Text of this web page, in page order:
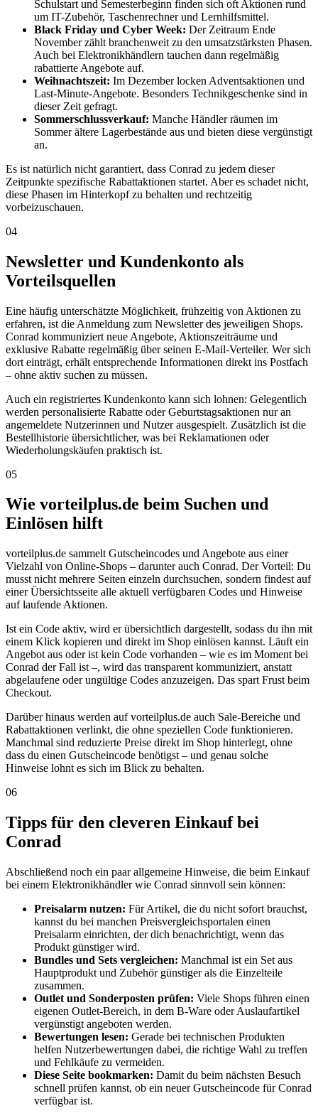
Schulstart und Semesterbeginn finden sich oft Aktionen rund
um IT-Zubehör, Taschenrechner und Lernhilfsmittel.
Black Friday und Cyber Week: Der Zeitraum Ende
November zählt branchenweit zu den umsatzstärksten Phasen.
Auch bei Elektronikhändlern tauchen dann regelmäßig
rabattierte Angebote auf.
Weihnachtszeit: Im Dezember locken Adventsaktionen und
Last-Minute-Angebote. Besonders Technikgeschenke sind in
dieser Zeit gefragt.
Sommerschlussverkauf: Manche Händler räumen im
Sommer ältere Lagerbestände aus und bieten diese vergünstigt
an.
Es ist natürlich nicht garantiert, dass Conrad zu jedem dieser
Zeitpunkte spezifische Rabattaktionen startet. Aber es schadet nicht,
diese Phasen im Hinterkopf zu behalten und rechtzeitig
vorbeizuschauen.
04
Newsletter und Kundenkonto als
Vorteilsquellen
Eine häufig unterschätzte Möglichkeit, frühzeitig von Aktionen zu
erfahren, ist die Anmeldung zum Newsletter des jeweiligen Shops.
Conrad kommuniziert neue Angebote, Aktionszeiträume und
exklusive Rabatte regelmäßig über seinen E-Mail-Verteiler. Wer sich
dort einträgt, erhält entsprechende Informationen direkt ins Postfach
– ohne aktiv suchen zu müssen.
Auch ein registriertes Kundenkonto kann sich lohnen: Gelegentlich
werden personalisierte Rabatte oder Geburtstagsaktionen nur an
angemeldete Nutzerinnen und Nutzer ausgespielt. Zusätzlich ist die
Bestellhistorie übersichtlicher, was bei Reklamationen oder
Wiederholungskäufen praktisch ist.
05
Wie vorteilplus.de beim Suchen und
Einlösen hilft
vorteilplus.de sammelt Gutscheincodes und Angebote aus einer
Vielzahl von Online-Shops – darunter auch Conrad. Der Vorteil: Du
musst nicht mehrere Seiten einzeln durchsuchen, sondern findest auf
einer Übersichtsseite alle aktuell verfügbaren Codes und Hinweise
auf laufende Aktionen.
Ist ein Code aktiv, wird er übersichtlich dargestellt, sodass du ihn mit
einem Klick kopieren und direkt im Shop einlösen kannst. Läuft ein
Angebot aus oder ist kein Code vorhanden – wie es im Moment bei
Conrad der Fall ist –, wird das transparent kommuniziert, anstatt
abgelaufene oder ungültige Codes anzuzeigen. Das spart Frust beim
Checkout.
Darüber hinaus werden auf vorteilplus.de auch Sale-Bereiche und
Rabattaktionen verlinkt, die ohne speziellen Code funktionieren.
Manchmal sind reduzierte Preise direkt im Shop hinterlegt, ohne
dass du einen Gutscheincode benötigst – und genau solche
Hinweise lohnt es sich im Blick zu behalten.
06
Tipps für den cleveren Einkauf bei
Conrad
Abschließend noch ein paar allgemeine Hinweise, die beim Einkauf
bei einem Elektronikhändler wie Conrad sinnvoll sein können:
Preisalarm nutzen: Für Artikel, die du nicht sofort brauchst,
kannst du bei manchen Preisvergleichsportalen einen
Preisalarm einrichten, der dich benachrichtigt, wenn das
Produkt günstiger wird.
Bundles und Sets vergleichen: Manchmal ist ein Set aus
Hauptprodukt und Zubehör günstiger als die Einzelteile
zusammen.
Outlet und Sonderposten prüfen: Viele Shops führen einen
eigenen Outlet-Bereich, in dem B-Ware oder Auslaufartikel
vergünstigt angeboten werden.
Bewertungen lesen: Gerade bei technischen Produkten
helfen Nutzerbewertungen dabei, die richtige Wahl zu treffen
und Fehlkäufe zu vermeiden.
Diese Seite bookmarken: Damit du beim nächsten Besuch
schnell prüfen kannst, ob ein neuer Gutscheincode für Conrad
verfügbar ist.